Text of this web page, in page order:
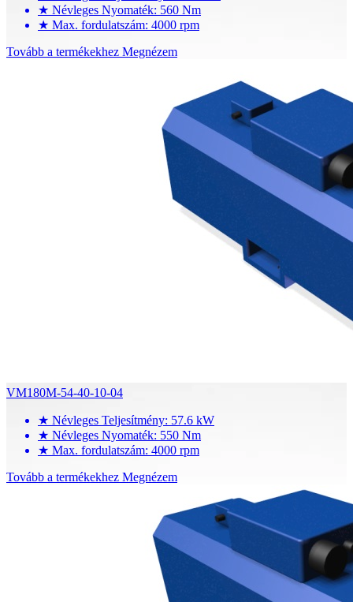
★ Névleges Nyomaték: 560 Nm
★ Max. fordulatszám: 4000 rpm
Tovább a termékekhez Megnézem
VM180M-54-40-10-04
★ Névleges Teljesítmény: 57.6 kW
★ Névleges Nyomaték: 550 Nm
★ Max. fordulatszám: 4000 rpm
Tovább a termékekhez Megnézem